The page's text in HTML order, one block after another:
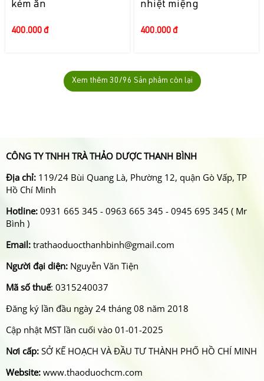
kém ăn
400.000 đ
nhiệt miệng
400.000 đ
Xem thêm 30/96 Sản phẩm còn lại
CÔNG TY TNHH TRÀ THẢO DƯỢC THANH BÌNH
Địa chỉ: 119/24 Bùi Quang Là, Phường 12, quận Gò Vấp, TP
Hồ Chí Minh
Hotline: 0931 665 345 - 0963 665 345 - 0945 695 345 ( Mr
Bình )
Email: trathaoduocthanhbinh@gmail.com
Người đại diện: Nguyễn Văn Tiện
Mã số thuế: 0315240037
Đăng ký lần đầu ngày 24 tháng 08 năm 2018
Cập nhật MST lần cuối vào 01-01-2025
Nơi cấp: SỞ KẾ HOẠCH VÀ ĐẦU TƯ THÀNH PHỐ HỒ CHÍ MINH
Website: www.thaoduochcm.com